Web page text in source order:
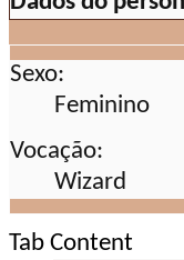
Sexo:
Feminino
Vocação:
Wizard
Tab Content